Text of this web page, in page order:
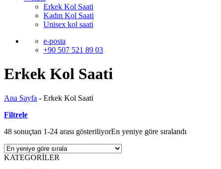
Erkek Kol Saati
Kadın Kol Saati
Unisex kol saati
e-posta
+90 507 521 89 03
Erkek Kol Saati
Ana Sayfa - Erkek Kol Saati
Filtrele
48 sonuçtan 1-24 arası gösteriliyorEn yeniye göre sıralandı
KATEGORİLER